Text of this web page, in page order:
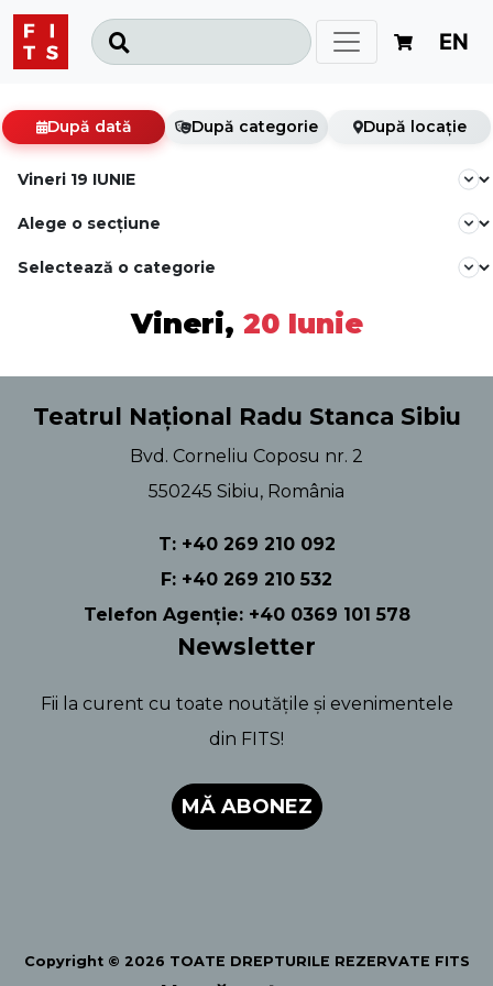
EN
După dată După categorie După locație
Vineri, 20 Iunie
Teatrul Național Radu Stanca Sibiu
Bvd. Corneliu Coposu nr. 2
550245 Sibiu, România
T: +40 269 210 092
F: +40 269 210 532
Telefon Agenție: +40 0369 101 578
Newsletter
Fii la curent cu toate noutățile și evenimentele
din FITS!
MĂ ABONEZ
Copyright © 2026 TOATE DREPTURILE REZERVATE FITS